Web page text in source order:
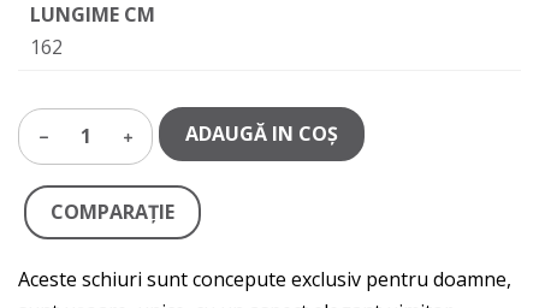
LUNGIME CM
162
1 ADAUGĂ IN COŞ
COMPARAŢIE
Aceste schiuri sunt concepute exclusiv pentru doamne,